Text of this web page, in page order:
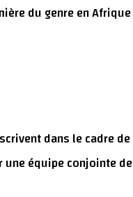
du genre en
dans le cadre
une équipe conjointe